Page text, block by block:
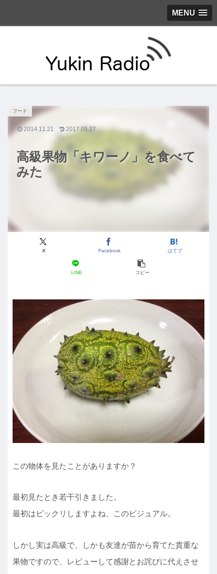
MENU
高級果物「キワーノ」を食べて
みた
フード
X Facebook はてブ
LINE コピー
2014.11.21 2017.05.27
この物体を見たことがありますか？
最初見たとき若干引きました。
最初はビックリしますよね、このビジュアル。
しかし実は高級で、しかも友達が苗から育てた貴重な
果物ですので、レビューして感謝とお詫びに代えさせ